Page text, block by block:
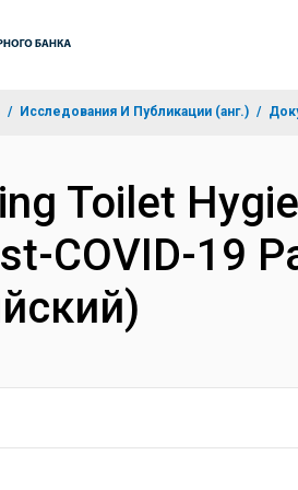
Исследования И Публикации (анг.)
Toilet
COVID-19